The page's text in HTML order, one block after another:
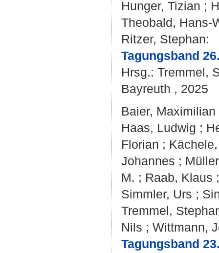
Hunger, Tizian ;
Theobald, Hans-
Ritzer, Stephan:
Tagungsband
Hrsg.: Tremmel,
Bayreuth , 2025
Baier, Maximilian
Haas, Ludwig ;
Florian ;
Johannes ;
M. ; Raab, Klaus
Simmler, Urs ;
Tremmel,
Nils ; Wittmann,
Tagungsband